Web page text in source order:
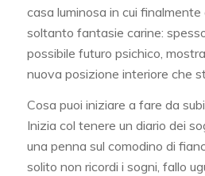
casa luminosa in cui
soltanto fantasie carine:
possibile futuro psichico,
nuova posizione interiore che
Cosa puoi iniziare a fare da
Inizia col tenere un diario dei
una penna sul comodino di
solito non ricordi i sogni, fallo